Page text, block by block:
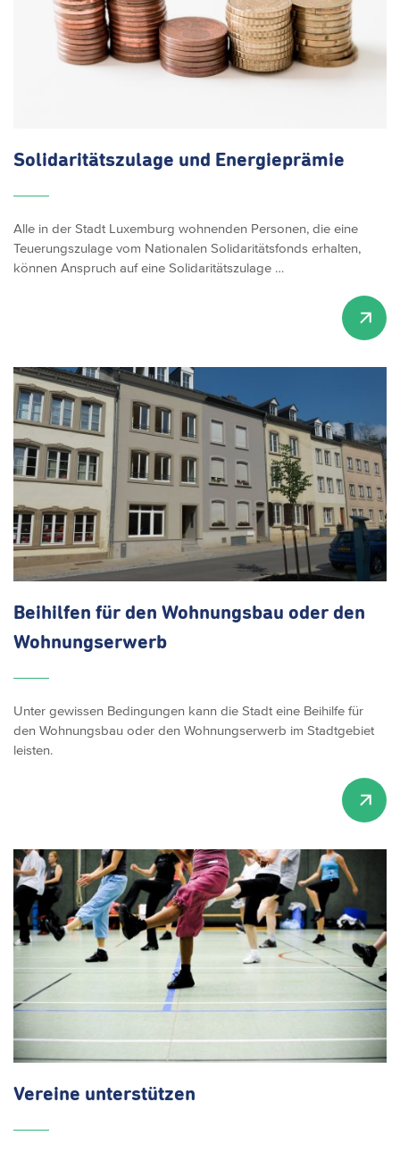
Solidaritätszulage und Energieprämie
Alle in der Stadt Luxemburg wohnenden Personen, die eine
Teuerungszulage vom Nationalen Solidaritätsfonds erhalten,
können Anspruch auf eine Solidaritätszulage …
Beihilfen für den Wohnungsbau oder den
Wohnungserwerb
Unter gewissen Bedingungen kann die Stadt eine Beihilfe für
den Wohnungsbau oder den Wohnungserwerb im Stadtgebiet
leisten.
Vereine unterstützen